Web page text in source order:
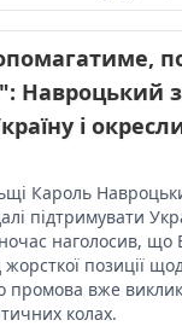
Навроцький
і
Кароль
підтримувати
наголосив,
жорсткої позиції
промова вже
колах.